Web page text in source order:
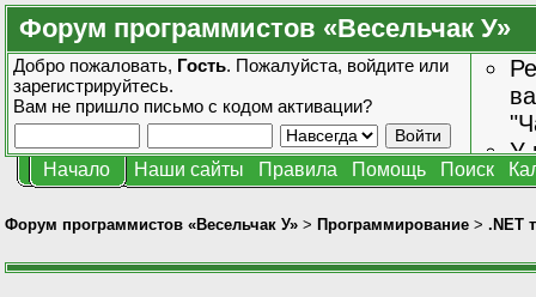
Форум программистов «Весельчак У»
Добро пожаловать, Гость. Пожалуйста, войдите или
зарегистрируйтесь.
Вам не пришло письмо с кодом активации?
У
Начало Наши сайты Правила Помощь Поиск
Форум программистов «Весельчак У» > Программирование > .NET